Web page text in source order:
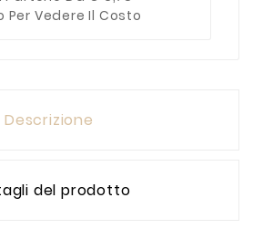
Per Vedere Il Costo
Descrizione
del prodotto